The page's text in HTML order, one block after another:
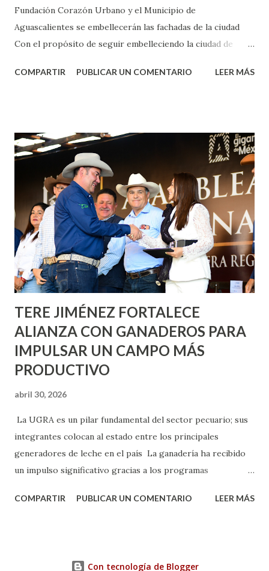
Fundación Corazón Urbano y el Municipio de
Aguascalientes se embellecerán las fachadas de la ciudad
Con el propósito de seguir embelleciendo la ciudad de
municipal, Leo Montañez dio inicio al programa
Corazón Urbano y el Municipio capital. Leo Montañez
informó que en este programa se usarán cerca de 90 mil
metros cuadrados de pintura, para dar inicio en la calle
Nieto, entre Jesús F. Elizondo y la calle 22 de Octubre, con
lo que se aplicará pintura en 66 casas. Posteriormente se
llevará este programa a Villas de Nuestra Señora de la
Asunción, Avenida Alameda y Decreto 27 de Septiembre, en
los edificios FOVISSSTE Ojo de Agua, en la comunidad
Norias de Paso Hondo y en los edificios de...
COMPARTIR PUBLICAR UN COMENTARIO LEER MÁS
TERE JIMÉNEZ FORTALECE
ALIANZA CON GANADEROS PARA
IMPULSAR UN CAMPO MÁS
PRODUCTIVO
abril 30, 2026
La UGRA es un pilar fundamental del sector pecuario; sus
integrantes colocan al estado entre los principales
generadores de leche en el país La ganadería ha recibido
un impulso significativo gracias a los programas
muestra de su respaldo firme y decidido al campo, la
COMPARTIR PUBLICAR UN COMENTARIO LEER MÁS
Con tecnología de Blogger